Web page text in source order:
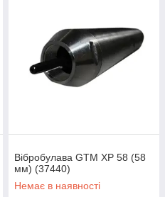
Вібробулава GTM XP 58 (58
мм) (37440)
Немає в наявності